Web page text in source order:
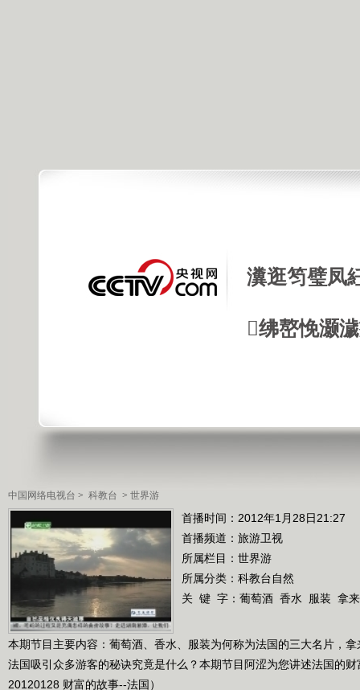
瀵逛笉璧凤
绋嶅悗灏
中国网络电视台 > 科教台 > 世界游
首播时间：2012年1月28日21:27
首播频道： 旅游卫视
所属栏目： 世界游
所属分类：科教台自然
关 键 字： 葡萄酒 香水 服装 拿
本期节目主要内容：葡萄酒、香水、服装为何称为法国的三大名片，
法国吸引众多游客的秘诀究竟是什么？本期节目阿涩为您讲述法国的
20120128 财富的故事--法国）